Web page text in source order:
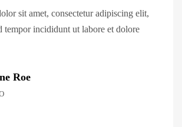
sit amet, consectetur adipiscing elit,
tempor incididunt ut labore et dolore
Roe